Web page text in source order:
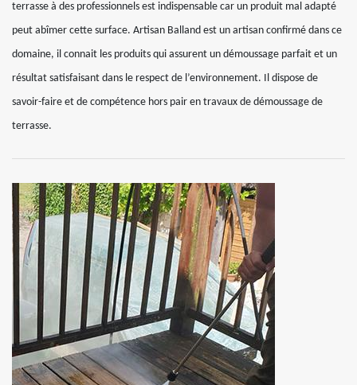
terrasse à des professionnels est indispensable car un produit mal adapté
peut abîmer cette surface. Artisan Balland est un artisan confirmé dans ce
domaine, il connait les produits qui assurent un démoussage parfait et un
résultat satisfaisant dans le respect de l’environnement. Il dispose de
savoir-faire et de compétence hors pair en travaux de démoussage de
terrasse.